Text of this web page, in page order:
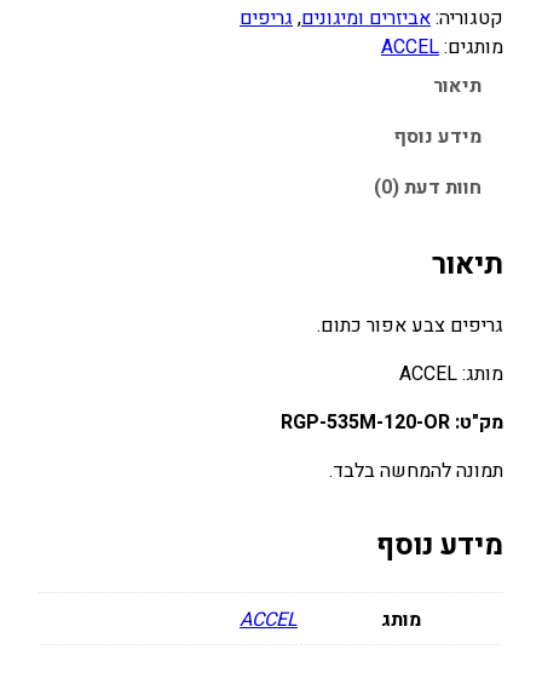
ו
ת
ם
A
C
E
(
פ
ר
קטגוריה:אביזרים ומיגונים, גריפים
מותגים:ACCEL
תיאור
מידע נוסף
חוות דעת (0)
תיאור
גריפים צבע אפור כתום.
מותג: ACCEL
מק"ט: RGP-535M-120-OR
תמונה להמחשה בלבד.
מידע נוסף
מותג ACCEL